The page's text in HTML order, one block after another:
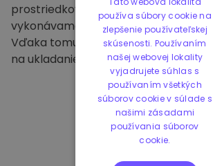
prostriedkov ponúkame bezpečné
vykonávame pravidelné
Vďaka tomuto prístupu je naša
na ukladanie a iných kryptomien.
používa súbory cookie na
zlepšenie používateľskej
skúsenosti. Používaním
našej webovej lokality
vyjadrujete súhlas s
používaním všetkých
súborov cookie v súlade s
našimi zásadami
používania súborov
cookie.